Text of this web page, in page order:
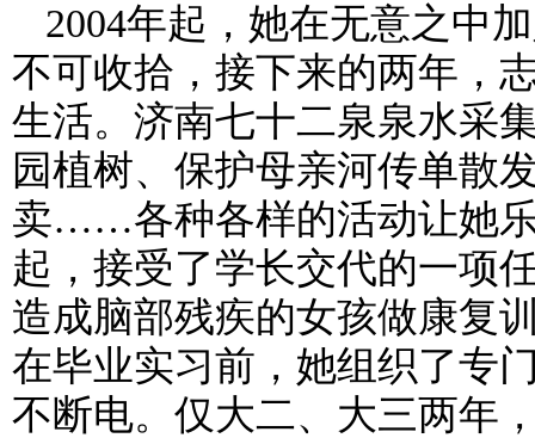
2004年起，她在无意之中
不可收拾，接下来的两年，
生活。济南七十二泉泉水采
园植树、保护母亲河传单散
卖……各种各样的活动让她
起，接受了学长交代的一项
造成脑部残疾的女孩做康复
在毕业实习前，她组织了专
不断电。仅大二、大三两年